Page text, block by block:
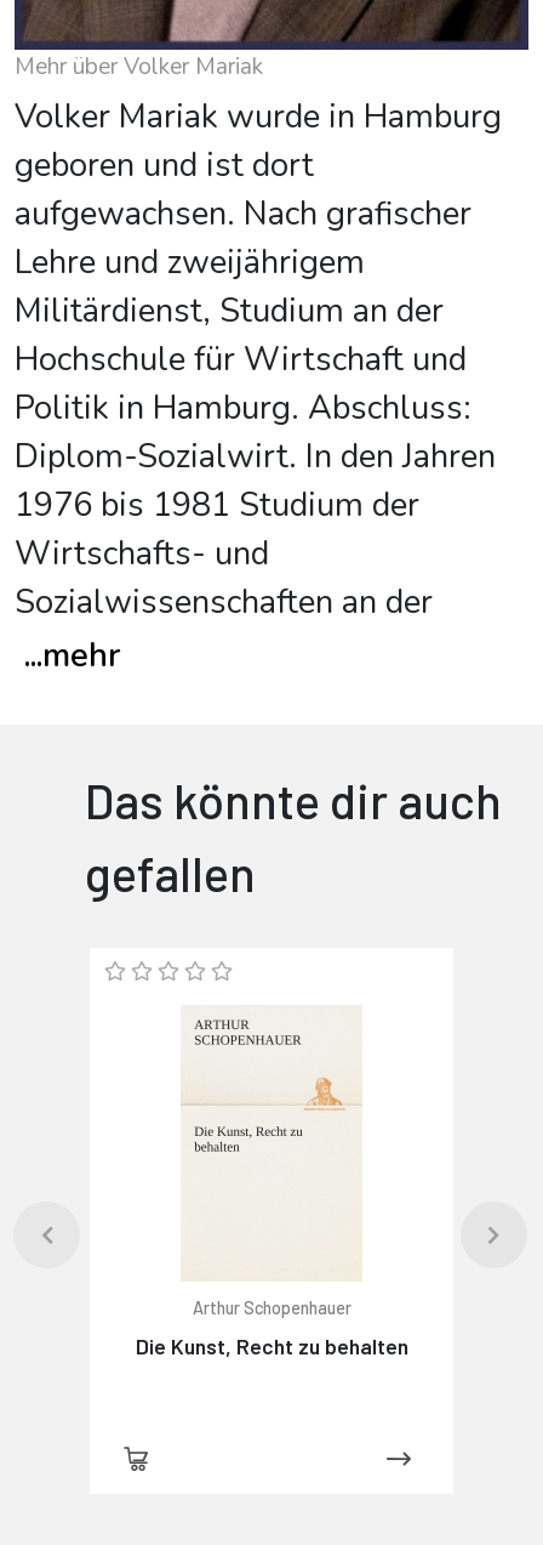
Mehr über Volker Mariak
Volker Mariak wurde in Hamburg
geboren und ist dort
aufgewachsen. Nach grafischer
Lehre und zweijährigem
Militärdienst, Studium an der
Hochschule für Wirtschaft und
Politik in Hamburg. Abschluss:
Diplom-Sozialwirt. In den Jahren
1976 bis 1981 Studium der
Wirtschafts- und
Sozialwissenschaften an der
...mehr
Das könnte dir auch
gefallen
Arthur Schopenhauer
Die Kunst, Recht zu behalten